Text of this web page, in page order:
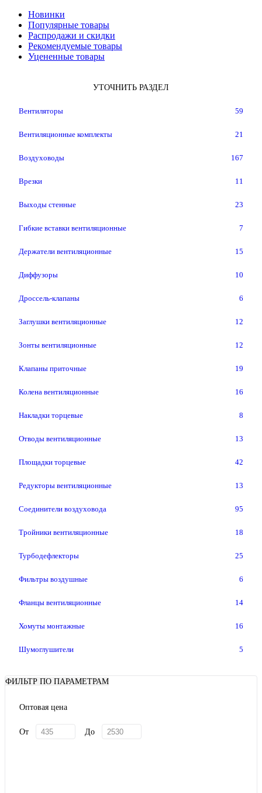
Новинки
Популярные товары
Распродажи и скидки
Рекомендуемые товары
Уцененные товары
УТОЧНИТЬ РАЗДЕЛ
Вентиляторы 59
Вентиляционные комплекты 21
Воздуховоды 167
Врезки 11
Выходы стенные 23
Гибкие вставки вентиляционные 7
Держатели вентиляционные 15
Диффузоры 10
Дроссель-клапаны 6
Заглушки вентиляционные 12
Зонты вентиляционные 12
Клапаны приточные 19
Колена вентиляционные 16
Накладки торцевые 8
Отводы вентиляционные 13
Площадки торцевые 42
Редукторы вентиляционные 13
Соединители воздуховода 95
Тройники вентиляционные 18
Турбодефлекторы 25
Фильтры воздушные 6
Фланцы вентиляционные 14
Хомуты монтажные 16
Шумоглушители 5
ФИЛЬТР ПО ПАРАМЕТРАМ
Оптовая цена
От До